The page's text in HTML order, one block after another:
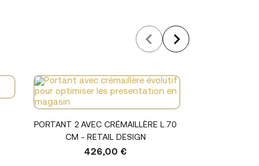
Voir le produit
PORTANT 2 AVEC CRÉMAILLÈRE L.70
CM - RETAIL DESIGN
426,00 €